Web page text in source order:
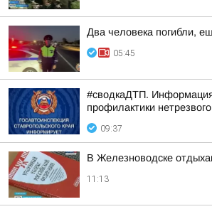
Два человека погибли,
05:45
#сводкаДТП.
профилактики
09:37
В Железноводске
11:13